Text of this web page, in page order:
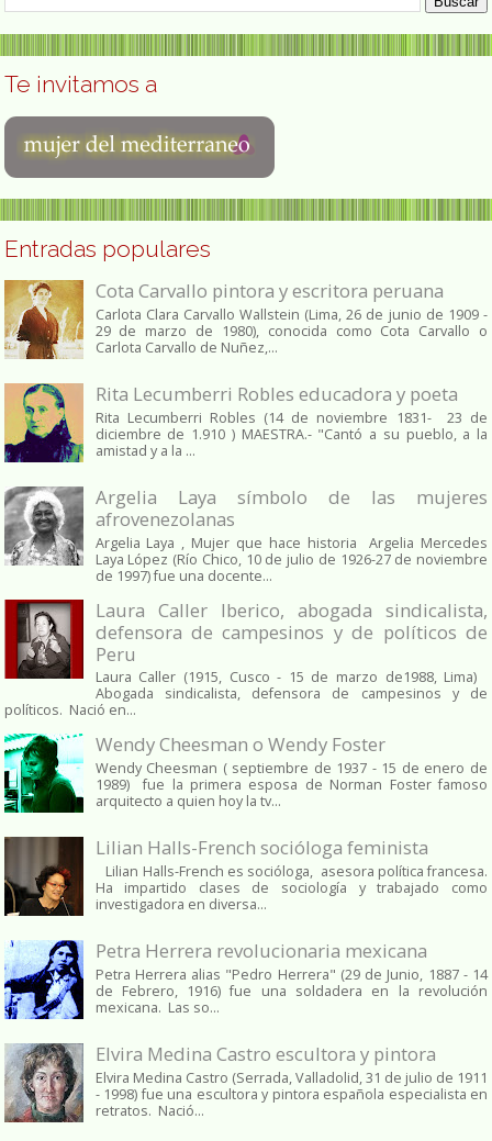
Te invitamos a
Entradas populares
Cota Carvallo pintora y escritora peruana
Carlota Clara Carvallo Wallstein (Lima, 26 de junio de 1909 -
29 de marzo de 1980), conocida como Cota Carvallo o
Carlota Carvallo de Nuñez,...
Rita Lecumberri Robles educadora y poeta
Rita Lecumberri Robles (14 de noviembre 1831- 23 de
diciembre de 1.910 ) MAESTRA.- "Cantó a su pueblo, a la
amistad y a la ...
Argelia Laya símbolo de las mujeres
afrovenezolanas
Argelia Laya , Mujer que hace historia Argelia Mercedes
Laya López (Río Chico, 10 de julio de 1926-27 de noviembre
de 1997) fue una docente...
Laura Caller Iberico, abogada sindicalista,
defensora de campesinos y de políticos de
Peru
Laura Caller (1915, Cusco - 15 de marzo de1988, Lima)
Abogada sindicalista, defensora de campesinos y de
políticos. Nació en...
Wendy Cheesman o Wendy Foster
Wendy Cheesman ( septiembre de 1937 - 15 de enero de
1989) fue la primera esposa de Norman Foster famoso
arquitecto a quien hoy la tv...
Lilian Halls-French socióloga feminista
Lilian Halls-French es socióloga, asesora política francesa.
Ha impartido clases de sociología y trabajado como
investigadora en diversa...
Petra Herrera revolucionaria mexicana
Petra Herrera alias "Pedro Herrera" (29 de Junio, 1887 - 14
de Febrero, 1916) fue una soldadera en la revolución
mexicana. Las so...
Elvira Medina Castro escultora y pintora
Elvira Medina Castro (Serrada, Valladolid, 31 de julio de 1911
- 1998) fue una escultora y pintora española especialista en
retratos. Nació...